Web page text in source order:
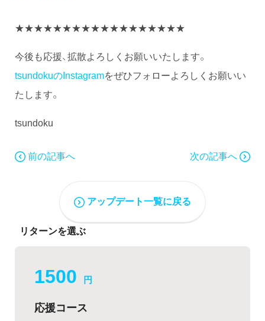
★★★★★★★★★★★★★★★★★★
今後も応援、拡散よろしくお願いいたします。
tsundokuのInstagramをぜひフォローよろしくお願いい
たします。
tsundoku
前の記事へ 次の記事へ
アップデート一覧に戻る
リターンを選ぶ
1500 円
応援コース